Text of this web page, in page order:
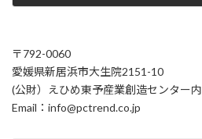
〒792-0060
愛媛県新居浜市大生院2151-10
(公財）えひめ東予産業創造センター内
Email：info@pctrend.co.jp